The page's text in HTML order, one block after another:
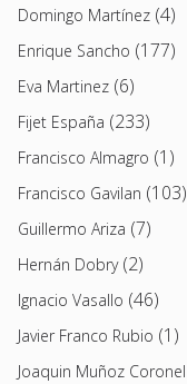
Domingo Martínez (4)
Enrique Sancho (177)
Eva Martinez (6)
Fijet España (233)
Francisco Almagro (1)
Francisco Gavilan (103)
Guillermo Ariza (7)
Hernán Dobry(2)
Ignacio Vasallo (46)
Javier Franco Rubio (1)
Joaquin Muñoz Coronel